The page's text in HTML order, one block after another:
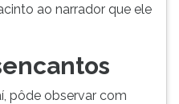
ao narrador que ele
pôde observar com